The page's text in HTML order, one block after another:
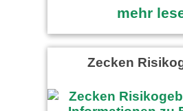
mehr
Zecken